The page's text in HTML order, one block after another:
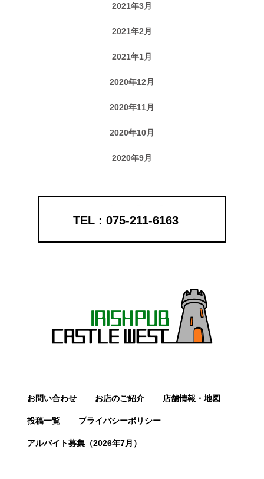
2021年3月
2021年2月
2021年1月
2020年12月
2020年11月
2020年10月
2020年9月
075-211-6163
お問い合わせ お店のご紹介 店舗情報・地図
投稿一覧 プライバシーポリシー
アルバイト募集（2026年7月）